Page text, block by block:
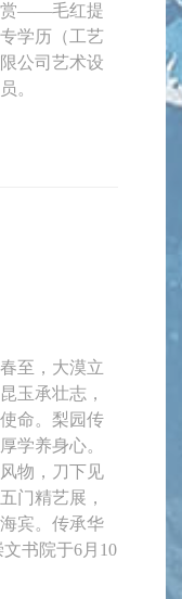
赏——毛红提
学历（工艺
公司艺术设
。
至，大漠立
玉承壮志，
命。梨园传
学养身心。
物，刀下见
门精艺展，
宾。传承华
书院于6月10